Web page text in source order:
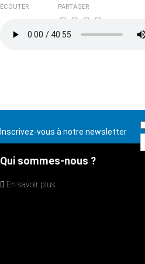
ÉCOUTER PARTAGER
Inscrivez-vous à notre newsletter
Qui sommes-nous ?
En savoir plus